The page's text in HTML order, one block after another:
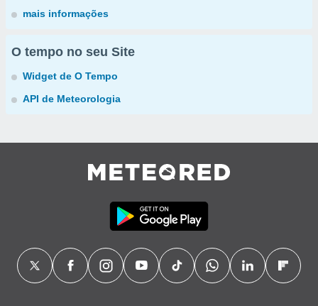
mais informações
O tempo no seu Site
Widget de O Tempo
API de Meteorologia